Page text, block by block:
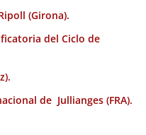
(Girona).
del Ciclo de
de Jullianges (FRA).